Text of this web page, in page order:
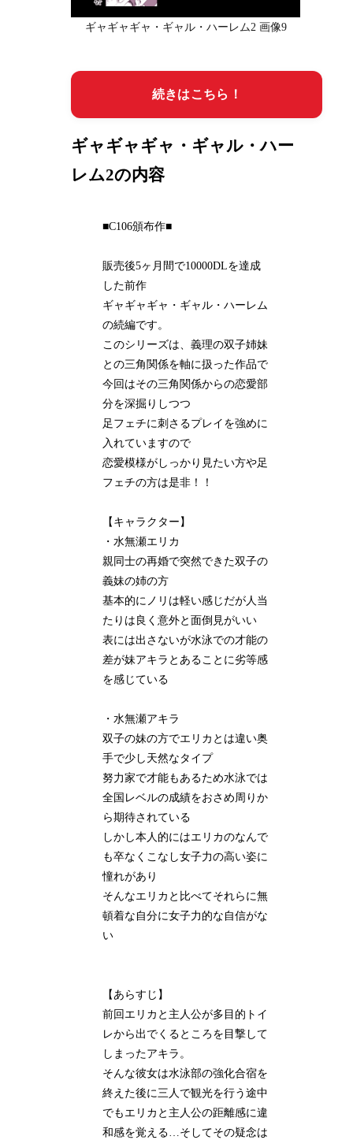
ギャギャギャ・ギャル・ハーレム2 画像9
続きはこちら！
ギャギャギャ・ギャル・ハー
レム2の内容
■C106頒布作■
販売後5ヶ月間で10000DLを達成
した前作
ギャギャギャ・ギャル・ハーレム
の続編です。
このシリーズは、義理の双子姉妹
との三角関係を軸に扱った作品で
今回はその三角関係からの恋愛部
分を深掘りしつつ
足フェチに刺さるプレイを強めに
入れていますので
恋愛模様がしっかり見たい方や足
フェチの方は是非！！
【キャラクター】
・水無瀬エリカ
親同士の再婚で突然できた双子の
義妹の姉の方
基本的にノリは軽い感じだが人当
たりは良く意外と面倒見がいい
表には出さないが水泳での才能の
差が妹アキラとあることに劣等感
を感じている
・水無瀬アキラ
双子の妹の方でエリカとは違い奥
手で少し天然なタイプ
努力家で才能もあるため水泳では
全国レベルの成績をおさめ周りか
ら期待されている
しかし本人的にはエリカのなんで
も卒なくこなし女子力の高い姿に
憧れがあり
そんなエリカと比べてそれらに無
頓着な自分に女子力的な自信がな
い
【あらすじ】
前回エリカと主人公が多目的トイ
レから出でくるところを目撃して
しまったアキラ。
そんな彼女は水泳部の強化合宿を
終えた後に三人で観光を行う途中
でもエリカと主人公の距離感に違
和感を覚える…そしてその疑念は